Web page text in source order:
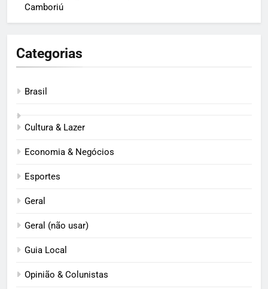
Camboriú
Categorias
Brasil
Cultura & Lazer
Economia & Negócios
Esportes
Geral
Geral (não usar)
Guia Local
Opinião & Colunistas